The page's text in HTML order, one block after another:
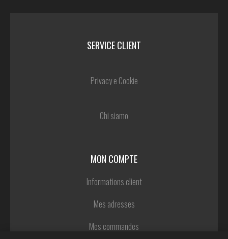
SERVICE CLIENT
Privacy e Cookie
Chi siamo
MON COMPTE
Informations client
Mes adresses
Mes commandes